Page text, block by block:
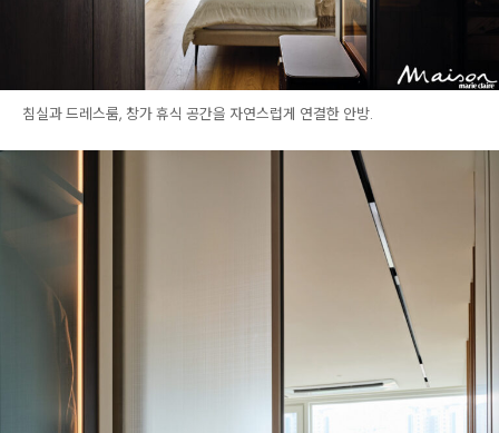
침실과 드레스룸, 창가 휴식 공간을 자연스럽게 연결한 안방.